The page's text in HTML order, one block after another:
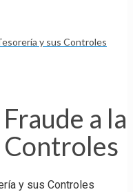
y sus Controles
a la
Controles